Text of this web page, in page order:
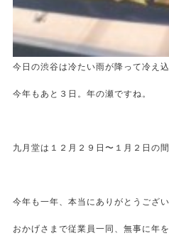
今日の渋谷は冷たい雨が降って冷え込
今年もあと３日。年の瀬ですね。
九月堂は１２月２９日〜１月２日の
今年も一年、本当にありがとうござい
おかげさまで従業員一同、無事に年